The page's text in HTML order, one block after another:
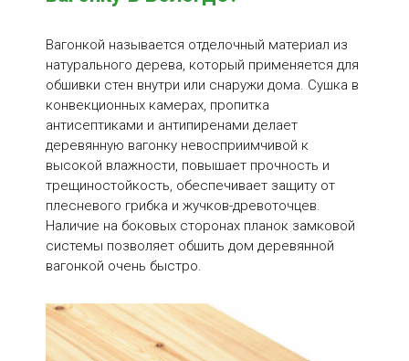
устойчивость к гниению и поражению
доступная стоимость вагонки за м2;
высокая прочность;
экологичность.
Оставить заявку и купить вагонку штиль в любом
объеме можно через каталог или по
контактному телефону: +7-911-520-19-54.
Вагонкой называется отделочный материал из
натурального дерева, который применяется для
обшивки стен внутри или снаружи дома. Сушка в
конвекционных камерах, пропитка
антисептиками и антипиренами делает
деревянную вагонку невосприимчивой к
высокой влажности, повышает прочность и
трещиностойкость, обеспечивает защиту от
плесневого грибка и жучков-древоточцев.
Наличие на боковых сторонах планок замковой
системы позволяет обшить дом деревянной
вагонкой очень быстро.